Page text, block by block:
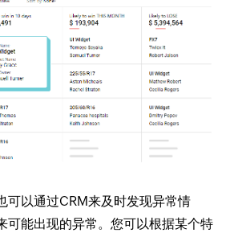
可以通过CRM来及时发现异常情
可能出现的异常。您可以根据某个特